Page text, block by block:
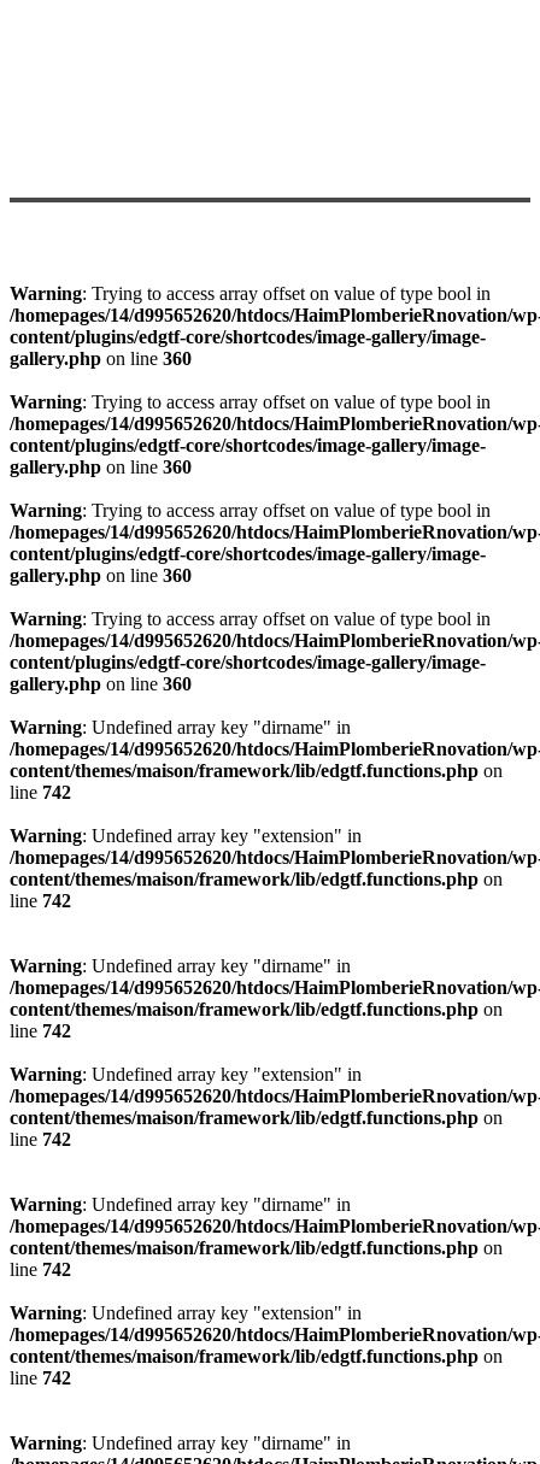
Warning: Trying to access array offset on value of type bool in
/homepages/14/d995652620/htdocs/HaimPlomberieRnovation/
content/plugins/edgtf-core/shortcodes/image-gallery/image-
gallery.php on line 360
Warning: Trying to access array offset on value of type bool in
/homepages/14/d995652620/htdocs/HaimPlomberieRnovation/
content/plugins/edgtf-core/shortcodes/image-gallery/image-
gallery.php on line 360
Warning: Trying to access array offset on value of type bool in
/homepages/14/d995652620/htdocs/HaimPlomberieRnovation/
content/plugins/edgtf-core/shortcodes/image-gallery/image-
gallery.php on line 360
Warning: Trying to access array offset on value of type bool in
/homepages/14/d995652620/htdocs/HaimPlomberieRnovation/
content/plugins/edgtf-core/shortcodes/image-gallery/image-
gallery.php on line 360
Warning: Undefined array key "dirname" in
/homepages/14/d995652620/htdocs/HaimPlomberieRnovation/
content/themes/maison/framework/lib/edgtf.functions.php on
line 742
Warning: Undefined array key "extension" in
/homepages/14/d995652620/htdocs/HaimPlomberieRnovation/
content/themes/maison/framework/lib/edgtf.functions.php on
line 742
Warning: Undefined array key "dirname" in
/homepages/14/d995652620/htdocs/HaimPlomberieRnovation/
content/themes/maison/framework/lib/edgtf.functions.php on
line 742
Warning: Undefined array key "extension" in
/homepages/14/d995652620/htdocs/HaimPlomberieRnovation/
content/themes/maison/framework/lib/edgtf.functions.php on
line 742
Warning: Undefined array key "dirname" in
/homepages/14/d995652620/htdocs/HaimPlomberieRnovation/
content/themes/maison/framework/lib/edgtf.functions.php on
line 742
Warning: Undefined array key "extension" in
/homepages/14/d995652620/htdocs/HaimPlomberieRnovation/
content/themes/maison/framework/lib/edgtf.functions.php on
line 742
Warning: Undefined array key "dirname" in